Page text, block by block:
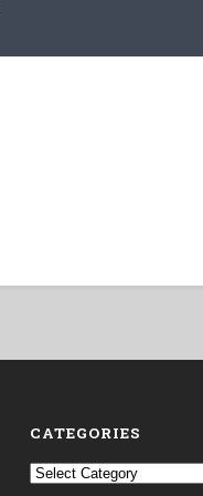
CATEGORIES
Categories